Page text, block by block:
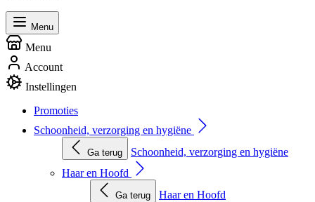
Menu
Menu
Account
Instellingen
Promoties
Schoonheid, verzorging en hygiëne
Ga terug
Schoonheid, verzorging en hygiëne
Haar en Hoofd
Ga terug
Haar en Hoofd